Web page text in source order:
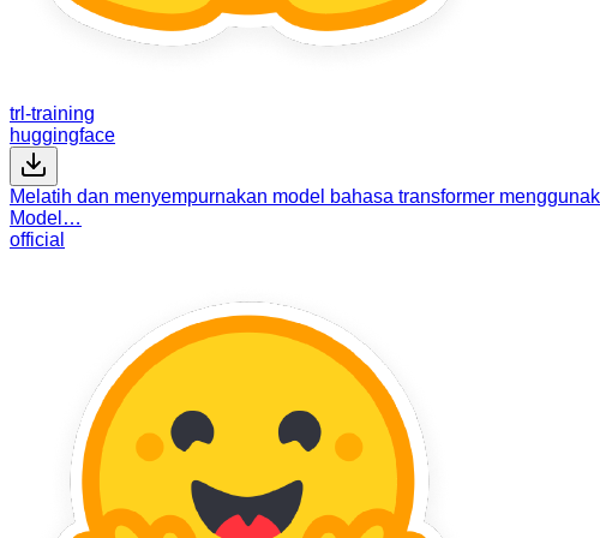
trl-training
huggingface
Melatih dan menyempurnakan model bahasa transformer
Model…
official